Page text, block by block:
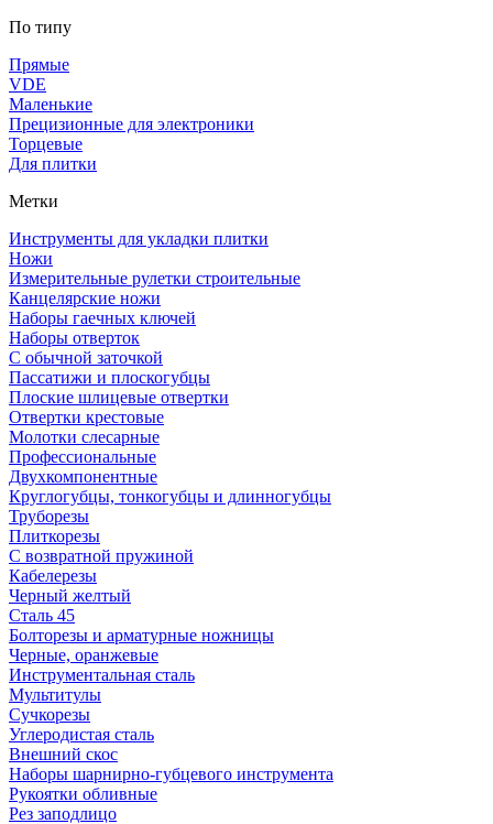
По типу
Прямые
VDE
Маленькие
Прецизионные для электроники
Торцевые
Для плитки
Метки
Инструменты для укладки плитки
Ножи
Измерительные рулетки строительные
Канцелярские ножи
Наборы гаечных ключей
Наборы отверток
С обычной заточкой
Пассатижи и плоскогубцы
Плоские шлицевые отвертки
Отвертки крестовые
Молотки слесарные
Профессиональные
Двухкомпонентные
Круглогубцы, тонкогубцы и длинногубцы
Труборезы
Плиткорезы
С возвратной пружиной
Кабелерезы
Черный желтый
Сталь 45
Болторезы и арматурные ножницы
Черные, оранжевые
Инструментальная сталь
Мультитулы
Сучкорезы
Углеродистая сталь
Внешний скос
Наборы шарнирно-губцевого инструмента
Рукоятки обливные
Рез заподлицо